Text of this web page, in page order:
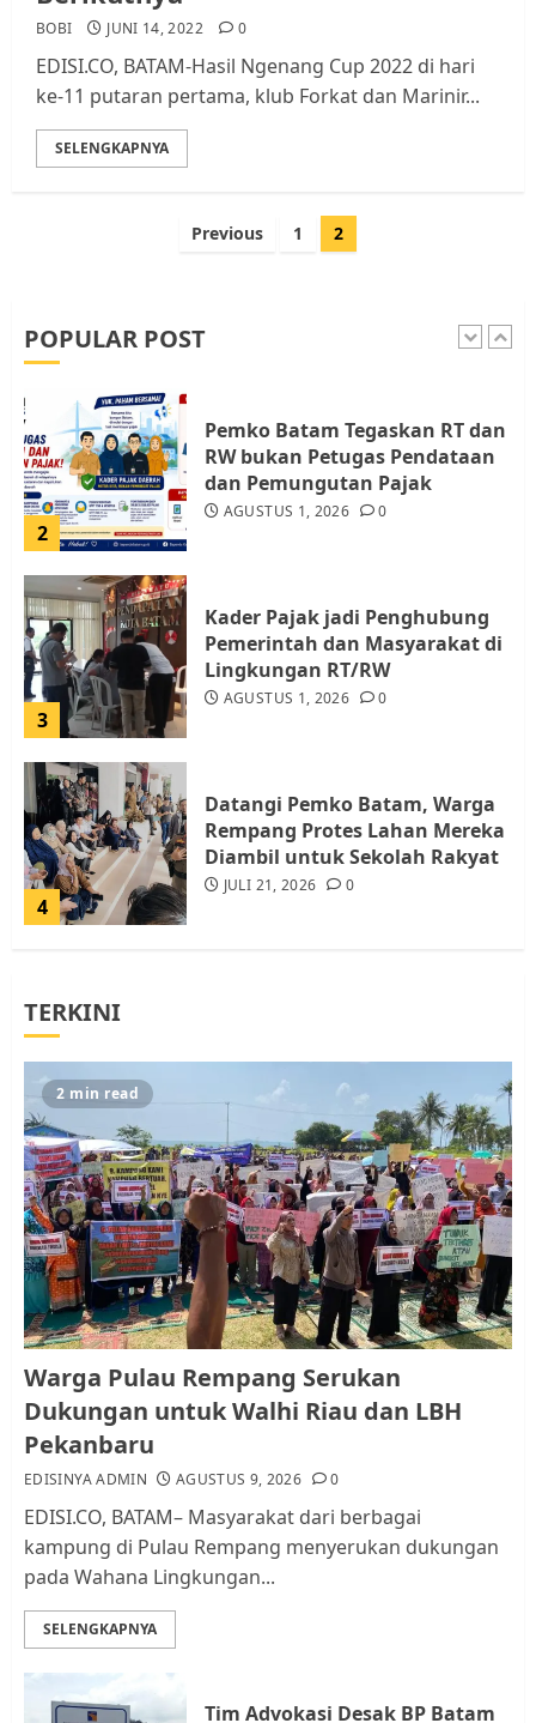
BOBI JUNI 14, 2022 0
EDISI.CO, BATAM-Hasil Ngenang Cup 2022 di hari
ke-11 putaran pertama, klub Forkat dan Marinir...
SELENGKAPNYA
Previous 1 2
POPULAR POST
Audiensi dengan Wali Kota
Batam, Soroti Aktivitas yang
1
Warga Pulau Rempang Serukan
2
Pemko Batam Tegaskan RT dan
RW bukan Petugas Pendataan
dan Pemungutan Pajak
AGUSTUS 1, 2026 0
3
Kader Pajak jadi Penghubung
Pemerintah dan Masyarakat di
Lingkungan RT/RW
AGUSTUS 1, 2026 0
4
Datangi Pemko Batam, Warga
Rempang Protes Lahan Mereka
Diambil untuk Sekolah Rakyat
JULI 21, 2026 0
5
Resahkan Warga
JULI 17, 2026 0
1
Warga Pulau Rempang Serukan
Dukungan untuk Walhi Riau
dan LBH Pekanbaru
AGUSTUS 9, 2026 0
2
Pemko Batam Tegaskan RT dan
RW bukan Petugas Pendataan
dan Pemungutan Pajak
3
Kader Pajak jadi Penghubung
Pemerintah dan Masyarakat di
TERKINI
2 min read
Warga Pulau Rempang Serukan
Dukungan untuk Walhi Riau dan LBH
Pekanbaru
EDISINYA ADMIN AGUSTUS 9, 2026 0
EDISI.CO, BATAM– Masyarakat dari berbagai
kampung di Pulau Rempang menyerukan dukungan
pada Wahana Lingkungan...
SELENGKAPNYA
Tim Advokasi Desak BP Batam